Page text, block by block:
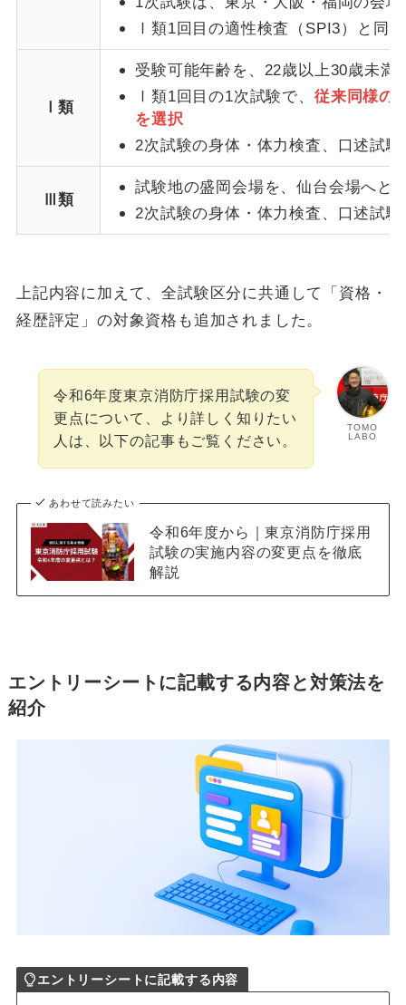
Ⅰ類1回目の適性検査（SPI3）と同
Ⅰ類
受験可能年齢を、22歳以上30歳未満
Ⅰ類1回目の1次試験で、 従来同様の
を選択
2次試験の身体・体力検査、口述試
Ⅲ類
試験地の盛岡会場を、仙台会場へと
2次試験の身体・体力検査、口述試
上記内容に加えて、全試験区分に共通して「資格・
経歴評定」の対象資格も追加されました。
TOMO
LABO
令和6年度東京消防庁採用試験の変
更点について、より詳しく知りたい
人は、以下の記事もご覧ください。
あわせて読みたい
令和6年度から｜東京消防庁採用
試験の実施内容の変更点を徹底
解説
エントリーシートに記載する内容と対策法を
紹介
エントリーシートに記載する内容